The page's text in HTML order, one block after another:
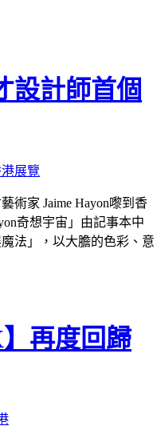
設計師首個
術家 Jaime Hayon嚟到香
奇想宇宙」由記事本中
法」，以大膽的色彩、意
再度回歸